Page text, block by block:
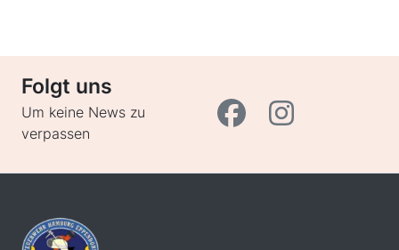
Folgt uns
Um keine News zu
verpassen